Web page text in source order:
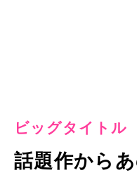
ビッグタイトル
話題作から